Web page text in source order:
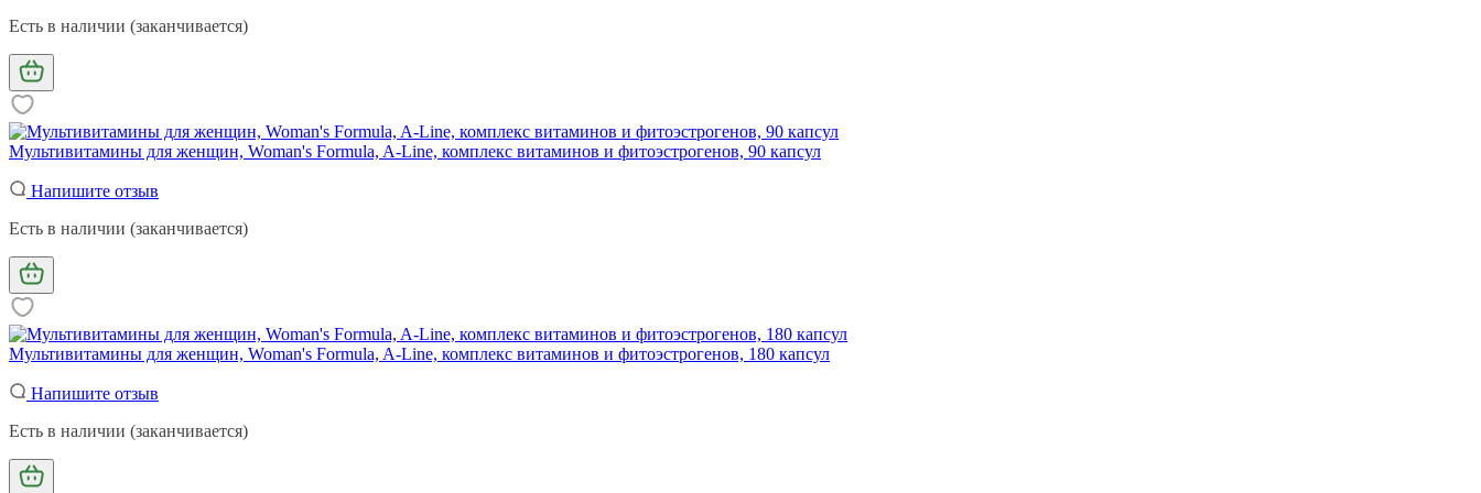
Есть в наличии (заканчивается)
Мультивитамины для женщин, Woman's Formula, A-Line, комплекс витаминов и фитоэстрогенов, 90 капсул
Напишите отзыв
Есть в наличии (заканчивается)
Мультивитамины для женщин, Woman's Formula, A-Line, комплекс витаминов и фитоэстрогенов, 180 капсул
Напишите отзыв
Есть в наличии (заканчивается)